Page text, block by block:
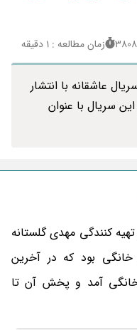
زمان مطالعه : 1 دقیقه
عاشقانه با انتشار
سریال با عنوان
کنندگی مهدی گلستانه
بود که در آخرین
95 به نمایش خانگی آمد و پخش آن تا